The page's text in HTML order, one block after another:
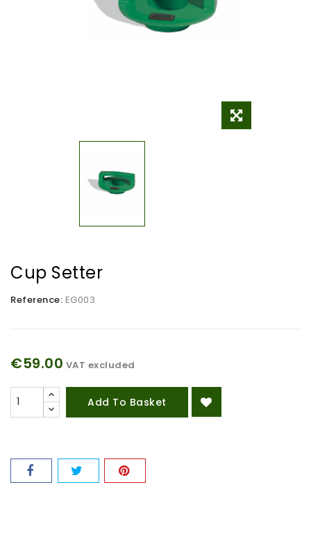
Cup Setter
Reference: EG003
€59.00 VAT excluded
Add To Basket